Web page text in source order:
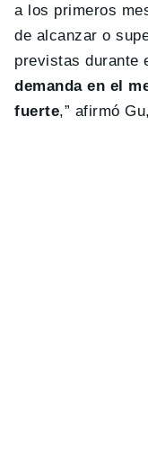
a los primeros
de alcanzar o
previstas durante
demanda en el
fuerte,” afirmó